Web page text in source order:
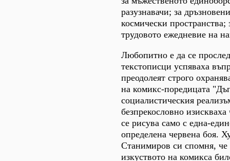
разузнавачи; за
космически пространства;
трудовото ежедневие на
Любопитно е да се
текстописци успяваха
преодолеят строго
на комикс-поредицата
социалистическия
безпрекословно
се рисува само с една-
определена червена боя.
Станимиров си спомня, че
изкуството на комикса